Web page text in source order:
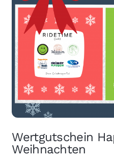
Wertgutschein
Weihnachten